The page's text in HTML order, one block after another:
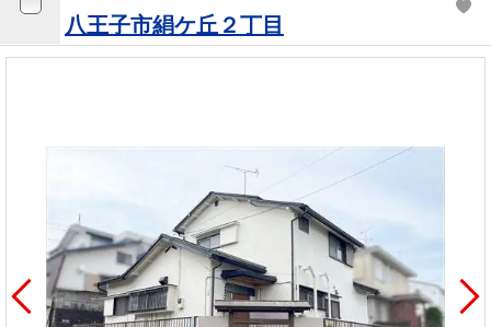
八王子市絹ケ丘２丁目